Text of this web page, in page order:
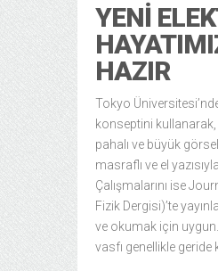
YENI
HAZIR
Tokyo
konseptini kullanarak,
pahalı ve büyük
masraflı ve el
Çalışmalarını ise
Fizik Dergisi)’te
ve okumak için
vasfı genellikle geride